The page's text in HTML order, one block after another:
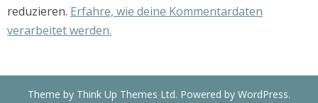
reduzieren. Erfahre, wie deine Kommentardaten
verarbeitet werden.
Theme by Think Up Themes Ltd. Powered by WordPress.